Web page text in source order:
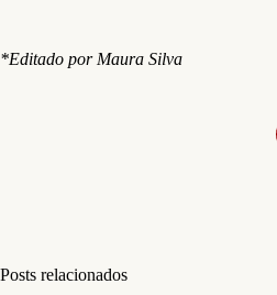
*Editado por Maura Silva
Posts relacionados